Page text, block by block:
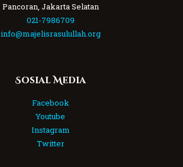
Pancoran, Jakarta Selatan
021-7986709
info@majelisrasulullah.org
Sosial Media
Facebook
Youtube
Instagram
Twitter